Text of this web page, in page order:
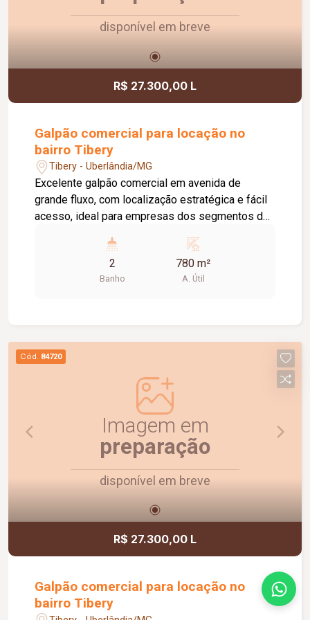
disponível em breve
R$ 27.300,00 L
Galpão comercial para locação no
bairro Tibery
Tibery - Uberlândia/MG
Excelente galpão comercial em avenida de
grande fluxo, com localização estratégica e fácil
acesso, ideal para empresas dos segmentos de
imóvel conta com aproximadamente 780 m² de
vão livre, pé-direito de 10 metros,
proporcionando amplo espaço para
oferecendo uma estrutura completa para atender
às necessidades da sua empresa. Uma
excelente oportunidade para quem busca um
imóvel funcional, com ótima visibilidade e pronto
para impulsionar o seu negócio.
2
Banho
780 m²
A. Útil
Cód. 84720
Imagem em
preparação
disponível em breve
R$ 27.300,00 L
Galpão comercial para locação no
bairro Tibery